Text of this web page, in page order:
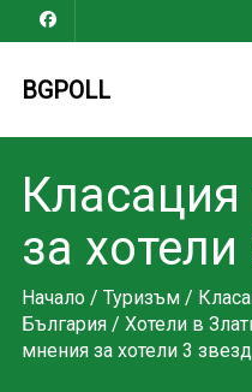
BGPOLL
за
Начало/ Туризъм/
България/ Хотели в
мнения за хотели 3